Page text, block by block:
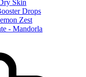
Skin
Drops
Zest
- Mandorla